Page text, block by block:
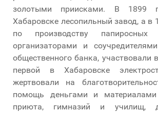
золотыми приисками. В 1899
Хабаровске лесопильный завод, а в
по производству
организаторами и
общественного банка, участвовали
первой в Хабаровске
жертвовали на
помощь деньгами и
приюта, гимназий и училищ,